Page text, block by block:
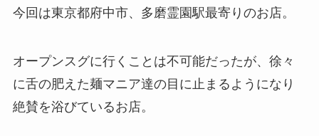
今回は東京都府中市、多磨霊園駅最寄りのお店。
オープンスグに行くことは不可能だったが、徐々
に舌の肥えた麺マニア達の目に止まるようになり
絶賛を浴びているお店。